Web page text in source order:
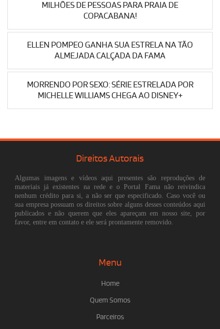
MILHÕES DE PESSOAS PARA PRAIA DE
COPACABANA!
ELLEN POMPEO GANHA SUA ESTRELA NA TÃO
ALMEJADA CALÇADA DA FAMA
MORRENDO POR SEXO: SÉRIE ESTRELADA POR
MICHELLE WILLIAMS CHEGA AO DISNEY+
Direitos Autorais
Algumas imagens e vídeos aqui presentes são reproduções de
materiais já existentes na rede e o Portal Fama não reivindica
nenhum crédito para si, a não ser que especificado. Caso você ou
sua empresa possuam os direitos sobre alguns desses conteúdos aqui
publicados e não querem que eles apareçam em nosso site, por
favor, entre em contato e ele será prontamente removido.
Menu
Home
Quem Somos
Parceiros